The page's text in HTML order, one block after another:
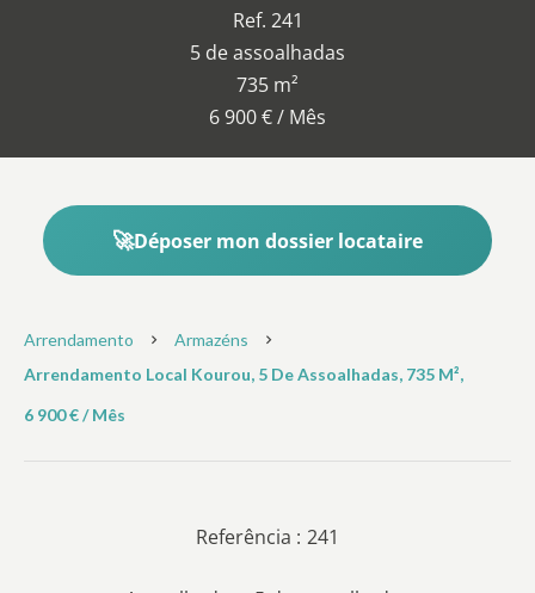
Ref. 241
5 de assoalhadas
735 m²
6 900 € / Mês
Déposer mon dossier locataire
Arrendamento
Armazéns
Arrendamento Local Kourou, 5 De Assoalhadas, 735 M²,
6 900 € / Mês
Referência 241